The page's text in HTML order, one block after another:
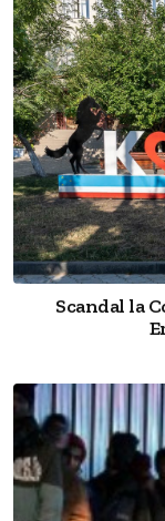
Scandal la